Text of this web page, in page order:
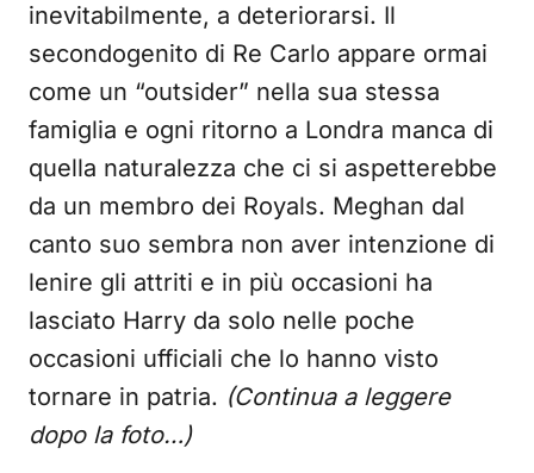
inevitabilmente, a deteriorarsi. Il
secondogenito di Re Carlo appare ormai
come un “outsider” nella sua stessa
famiglia e ogni ritorno a Londra manca di
quella naturalezza che ci si aspetterebbe
da un membro dei Royals. Meghan dal
canto suo sembra non aver intenzione di
lenire gli attriti e in più occasioni ha
lasciato Harry da solo nelle poche
occasioni ufficiali che lo hanno visto
tornare in patria. (Continua a leggere
dopo la foto…)